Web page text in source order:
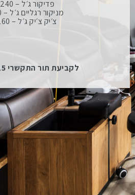
פדיקור ג׳ל – 240 שח
מניקור רגליים ג׳ל – 170 שח
צ׳יק צ׳יק ג׳ל – 160 שח
לקביעת תור התקשרי 03-5601015